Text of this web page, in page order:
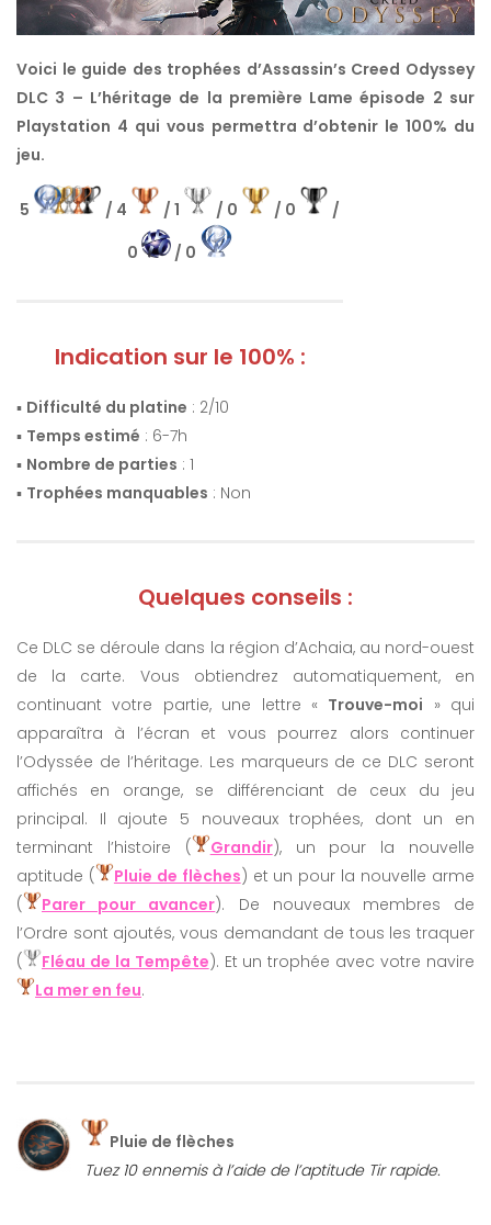
Voici le guide des trophées d’Assassin’s Creed Odyssey
DLC 3 – L’héritage de la première Lame épisode 2 sur
Playstation 4 qui vous permettra d’obtenir le 100% du
jeu.
5 / 4 / 1 / 0 / 0
/
0
/ 0
Indication sur le 100% :
▪️ Difficulté du platine : 2/10
▪️ Temps estimé : 6-7h
▪️ Nombre de parties : 1
▪️ Trophées manquables : Non
Quelques conseils :
Ce DLC se déroule dans la région d’Achaia, au nord-ouest
de la carte. Vous obtiendrez automatiquement, en
continuant votre partie, une lettre « Trouve-moi » qui
apparaîtra à l’écran et vous pourrez alors continuer
l’Odyssée de l’héritage. Les marqueurs de ce DLC seront
affichés en orange, se différenciant de ceux du jeu
principal. Il ajoute 5 nouveaux trophées, dont un en
terminant l’histoire (
Grandir), un pour la nouvelle
aptitude (
Pluie de flèches) et un pour la nouvelle arme
(
Parer pour avancer). De nouveaux membres de
l’Ordre sont ajoutés, vous demandant de tous les traquer
(
Fléau de la Tempête). Et un trophée avec votre navire
La mer en feu.
Pluie de flèches
Tuez 10 ennemis à l’aide de l’aptitude Tir rapide.